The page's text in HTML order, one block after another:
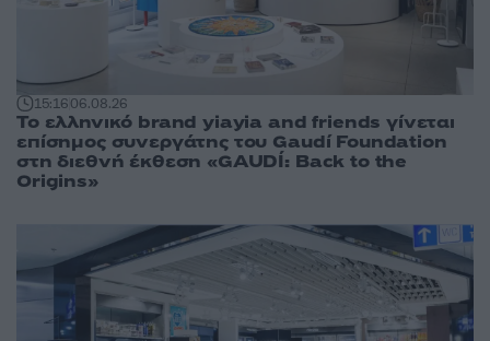
15:1606.08.26
Το ελληνικό brand yiayia and friends γίνεται
επίσημος συνεργάτης του Gaudí Foundation
στη διεθνή έκθεση «GAUDÍ: Back to the
Origins»